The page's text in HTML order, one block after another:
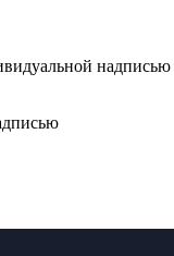
надписью